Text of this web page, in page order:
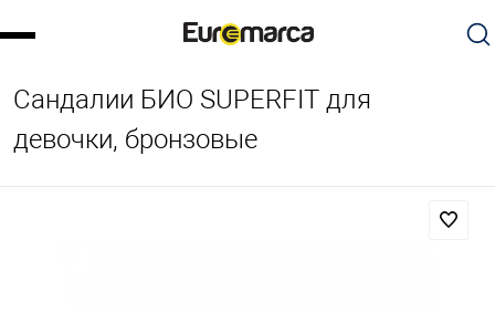
Сандалии БИО SUPERFIT для
девочки, бронзовые